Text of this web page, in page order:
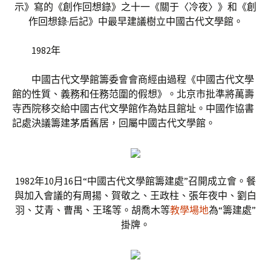
示》寫的《創作回想錄》之十一《關于〈冷夜〉》和《創
作回想錄·后記》中最早建議樹立中國古代文學館。
1982年
中國古代文學館籌委會會商經由過程《中國古代文學
館的性質、義務和任務范圍的假想》。北京市批準將萬壽
寺西院移交給中國古代文學館作為姑且館址。中國作協書
記處決議籌建茅盾舊居，回屬中國古代文學館。
1982年10月16日“中國古代文學館籌建處”召開成立會。餐
與加入會議的有周揚、賀敬之、王政柱、張年夜中、劉白
羽、艾青、曹禺、王瑤等。胡喬木等教學場地為“籌建處”
掛牌。